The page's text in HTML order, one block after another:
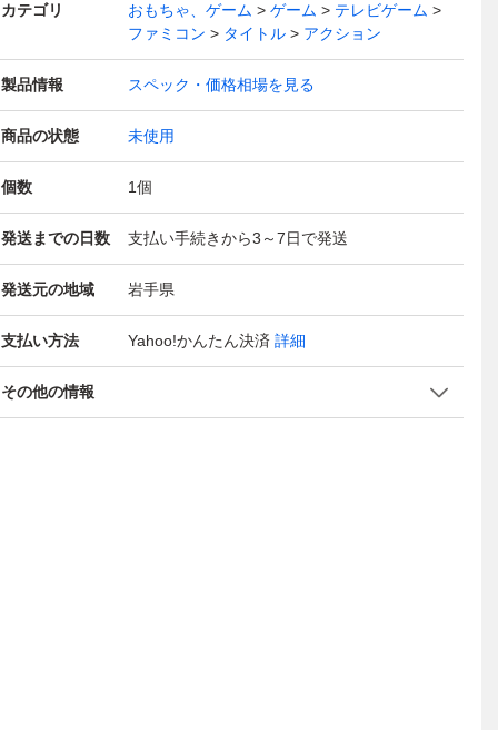
カテゴリ おもちゃ、ゲーム ゲーム
テレビゲーム
ファミコン
タイトル アクション
製品情報 スペック・価格相場を見る
商品の状態 未使用
個数 1個
発送までの日数 支払い手続きから3～7日で発送
発送元の地域 岩手県
支払い方法 Yahoo!かんたん決済 詳細
その他の情報